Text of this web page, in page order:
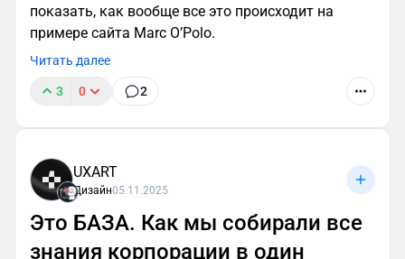
показать, как вообще все это происходит на
примере сайта Marc O’Polo.
Читать далее
3 0 2
UXART
Дизайн05.11.2025
Это БАЗА. Как мы собирали все
знания корпорации в один